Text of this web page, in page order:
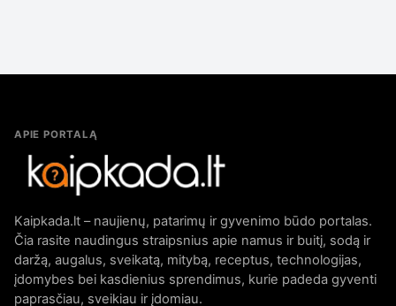
APIE PORTALĄ
Kaipkada.lt – naujienų, patarimų ir gyvenimo būdo portalas.
Čia rasite naudingus straipsnius apie namus ir buitį, sodą ir
daržą, augalus, sveikatą, mitybą, receptus, technologijas,
įdomybes bei kasdienius sprendimus, kurie padeda gyventi
paprasčiau, sveikiau ir įdomiau.